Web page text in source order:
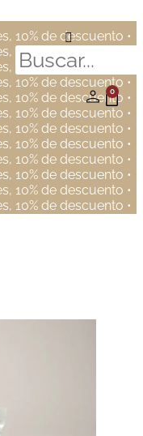
0
10% de descuento •
10% de descuento •
10% de descuento •
10% de descuento •
10% de descuento •
10% de descuento •
10% de descuento •
10% de descuento •
10% de descuento •
10% de descuento •
10% de descuento •
10% de descuento •